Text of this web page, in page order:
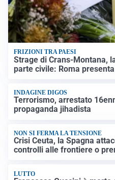
FRIZIONI TRA PAESI
Strage di Crans-Montana,
parte civile: Roma
INDAGINE DIGOS
Terrorismo, arrestato
propaganda jihadista
NON SI FERMA LA TENSIONE
Crisi Ceuta, la Spagna
controlli alle frontiere o
LUTTO